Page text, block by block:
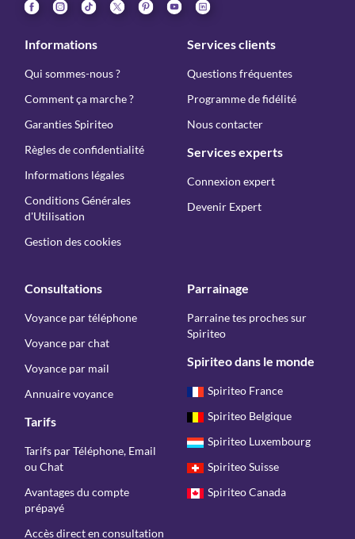
Informations
Qui sommes-nous ?
Comment ça marche ?
Garanties Spiriteo
Règles de confidentialité
Informations légales
Conditions Générales
d'Utilisation
Gestion des cookies
Services clients
Questions fréquentes
Programme de fidélité
Nous contacter
Services experts
Connexion expert
Devenir Expert
Consultations
Voyance par téléphone
Voyance par chat
Voyance par mail
Annuaire voyance
Tarifs
Tarifs par Téléphone, Email
ou Chat
Avantages du compte
prépayé
Accès direct en consultation
Parrainage
Parraine tes proches sur
Spiriteo
Spiriteo dans le monde
Spiriteo France
Spiriteo Belgique
Spiriteo Luxembourg
Spiriteo Suisse
Spiriteo Canada